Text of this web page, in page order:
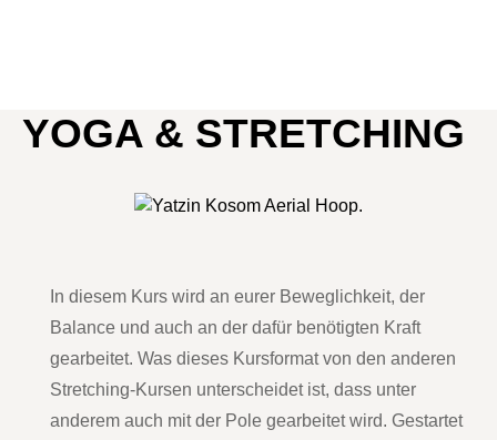
YOGA & STRETCHING
In diesem Kurs wird an eurer Beweglichkeit, der
Balance und auch an der dafür benötigten Kraft
gearbeitet. Was dieses Kursformat von den anderen
Stretching-Kursen unterscheidet ist, dass unter
anderem auch mit der Pole gearbeitet wird. Gestartet